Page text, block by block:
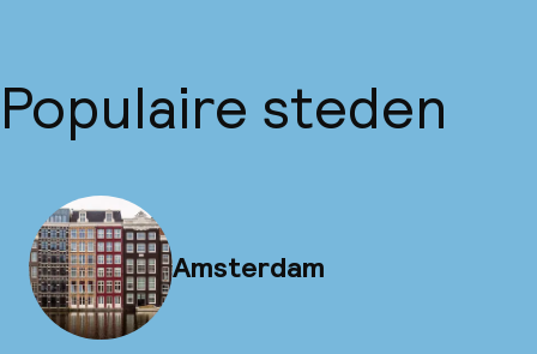
Populaire steden
Amsterdam